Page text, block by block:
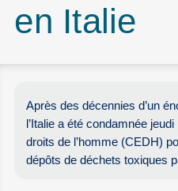
en Italie
Après des décennies d’un
l’Italie a été condamnée
droits de l’homme (CEDH)
dépôts de déchets toxiques